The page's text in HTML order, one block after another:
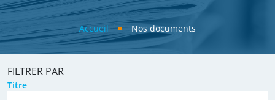
Fil d'Ariane
Accueil Nos documents
FILTRER PAR
Titre